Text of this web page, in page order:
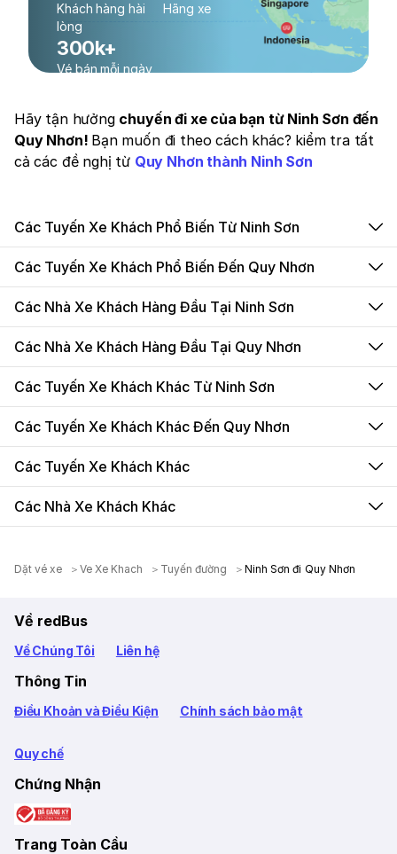
Khách hàng hài
lòng
Hãng xe
300k+
Vé bán mỗi ngày
Hãy tận hưởng chuyến đi xe của bạn từ Ninh Sơn đến
Quy Nhơn! Bạn muốn đi theo cách khác? kiểm tra tất
cả các đề nghị từ Quy Nhơn thành Ninh Sơn
Các Tuyến Xe Khách Phổ Biến Từ Ninh Sơn
Các Tuyến Xe Khách Phổ Biến Đến Quy Nhơn
Các Nhà Xe Khách Hàng Đầu Tại Ninh Sơn
Các Nhà Xe Khách Hàng Đầu Tại Quy Nhơn
Các Tuyến Xe Khách Khác Từ Ninh Sơn
Các Tuyến Xe Khách Khác Đến Quy Nhơn
Các Tuyến Xe Khách Khác
Các Nhà Xe Khách Khác
Dặt vé xe Ve Xe Khach Tuyến đường Ninh Sơn đi Quy Nhơn
Về redBus
Về Chúng Tôi Liên hệ
Thông Tin
Điều Khoản và Điều Kiện Chính sách bảo mật
Quy chế
Chứng Nhận
Trang Toàn Cầu